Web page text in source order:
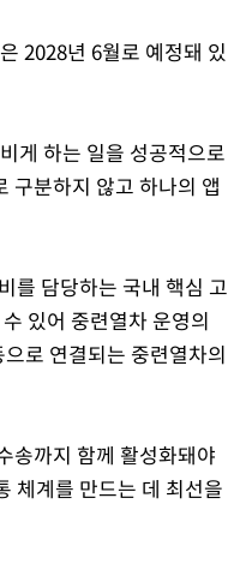
2028년 6월로 예정돼 있
게 하는 일을 성공적으로
구분하지 않고 하나의 앱
를 담당하는 국내 핵심 고
있어 중련열차 운영의
로 연결되는 중련열차의
송까지 함께 활성화돼야
체계를 만드는 데 최선을